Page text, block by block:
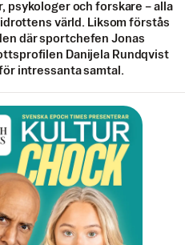
psykologer och forskare – alla
idrottens värld. Liksom förstås
där sportchefen Jonas
Danijela Rundqvist
intressanta samtal.